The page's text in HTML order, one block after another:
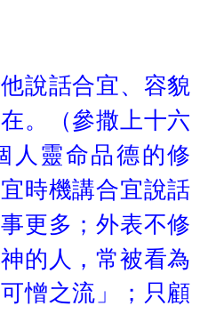
說話合宜、容貌
。（參撒上十六
人靈命品德的修
時機講合宜說話
更多；外表不修
的人，常被看為
憎之流」；只顧